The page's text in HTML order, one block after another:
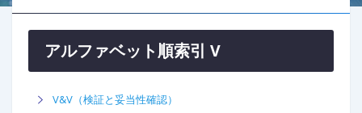
アルファベット順索引 V
V&V（検証と妥当性確認）